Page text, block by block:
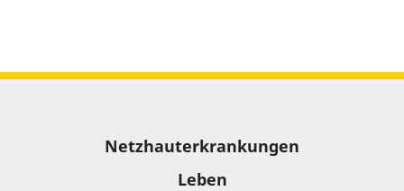
Netzhauterkrankungen
Leben